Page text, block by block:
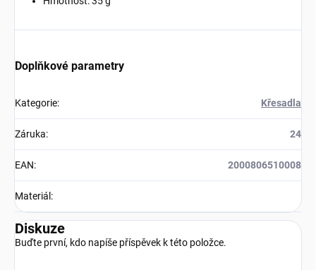
Doplňkové parametry
Kategorie: Křesadla
Záruka: 24
EAN: 2000806510008
Materiál :
Diskuze
Buďte první, kdo napíše příspěvek k této položce.